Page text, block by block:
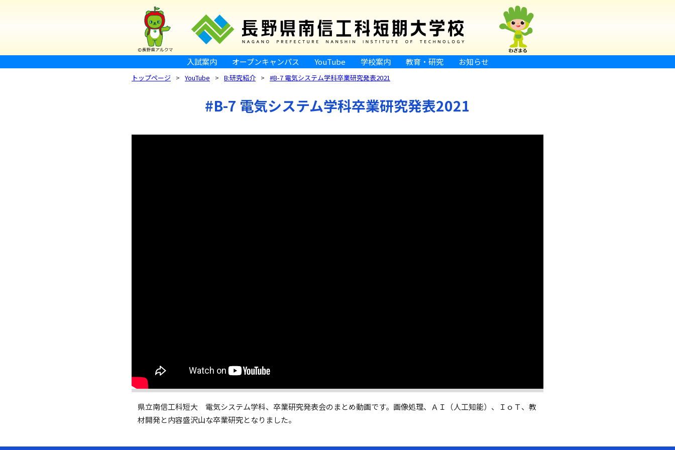
入試案内 オープンキャンパス YouTube 学校案内 教育・研究 お知らせ
トップページ YouTube B:研究紹介 #B-7 電気システム学科卒業研究発表2021
#B-7 電気システム学科卒業研究発表2021
県立南信工科短大 電気システム学科、卒業研究発表会のまとめ動画です。画像処理、ＡＩ（人工知能）、ＩｏＴ、教
材開発と内容盛沢山な卒業研究となりました。